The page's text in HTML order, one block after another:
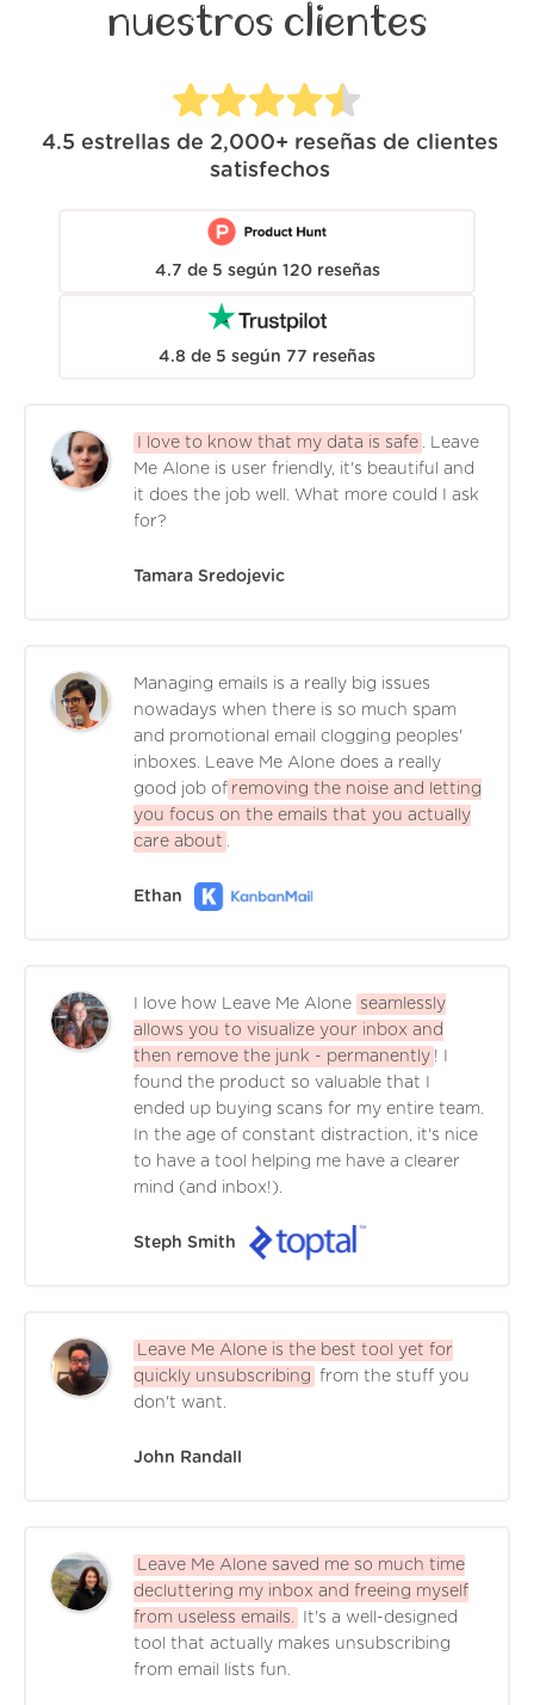
nuestros clientes
4.5 estrellas de 2,000+ reseñas de clientes
satisfechos
4.7 de 5 según 120 reseñas
4.8 de 5 según 77 reseñas
I love to know that my data is safe . Leave
Me Alone is user friendly, it's beautiful and
it does the job well. What more could I ask
for?
Tamara Sredojevic
Managing emails is a really big issues
nowadays when there is so much spam
and promotional email clogging peoples'
inboxes. Leave Me Alone does a really
good job of removing the noise and letting
you focus on the emails that you actually
care about .
Ethan
I love how Leave Me Alone seamlessly
allows you to visualize your inbox and
then remove the junk - permanently ! I
found the product so valuable that I
ended up buying scans for my entire team.
In the age of constant distraction, it's nice
to have a tool helping me have a clearer
mind (and inbox!).
Steph Smith
Leave Me Alone is the best tool yet for
quickly unsubscribing from the stuff you
don't want.
John Randall
Leave Me Alone saved me so much time
decluttering my inbox and freeing myself
from useless emails.
It's a well-designed
tool that actually makes unsubscribing
from email lists fun.